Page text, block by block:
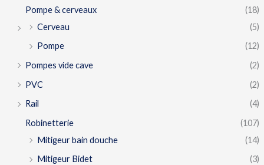
Pompe & cerveaux
(18)
Cerveau
(5)
Pompe
(12)
Pompes vide cave
(2)
PVC
(2)
Rail
(4)
Robinetterie
(107)
Mitigeur bain douche
(14)
Mitigeur Bidet
(3)